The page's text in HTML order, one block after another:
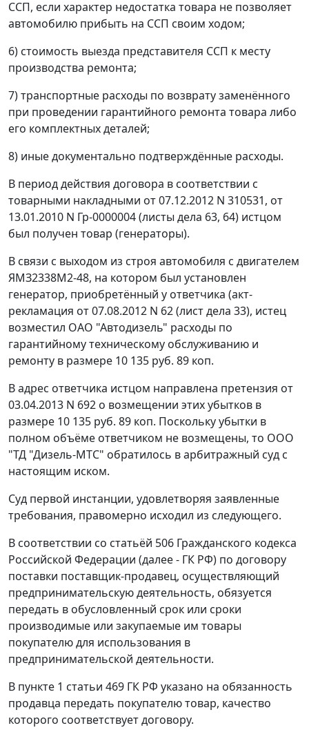
ССП, если характер недостатка товара не позволяет
автомобилю прибыть на ССП своим ходом;
6) стоимость выезда представителя ССП к месту
производства ремонта;
7) транспортные расходы по возврату заменённого
при проведении гарантийного ремонта товара либо
его комплектных деталей;
8) иные документально подтверждённые расходы.
В период действия договора в соответствии с
товарными накладными от 07.12.2012 N 310531, от
13.01.2010 N Гр-0000004 (листы дела 63, 64) истцом
был получен товар (генераторы).
В связи с выходом из строя автомобиля с двигателем
ЯМЗ2338М2-48, на котором был установлен
генератор, приобретённый у ответчика (акт-
рекламация от 07.08.2012 N 62 (лист дела 33), истец
возместил ОАО "Автодизель" расходы по
гарантийному техническому обслуживанию и
ремонту в размере 10 135 руб. 89 коп.
В адрес ответчика истцом направлена претензия от
03.04.2013 N 692 о возмещении этих убытков в
размере 10 135 руб. 89 коп. Поскольку убытки в
полном объёме ответчиком не возмещены, то ООО
"ТД "Дизель-МТС" обратилось в арбитражный суд с
настоящим иском.
Суд первой инстанции, удовлетворяя заявленные
требования, правомерно исходил из следующего.
В соответствии со статьёй 506 Гражданского кодекса
Российской Федерации (далее - ГК РФ) по договору
поставки поставщик-продавец, осуществляющий
предпринимательскую деятельность, обязуется
передать в обусловленный срок или сроки
производимые или закупаемые им товары
покупателю для использования в
предпринимательской деятельности.
В пункте 1 статьи 469 ГК РФ указано на обязанность
продавца передать покупателю товар, качество
которого соответствует договору.